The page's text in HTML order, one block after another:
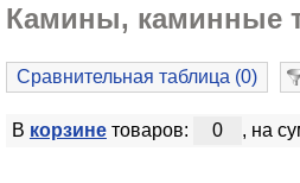
Камины, каминные
Сравнительная таблица (0)
В корзинетоваров: 0 , на